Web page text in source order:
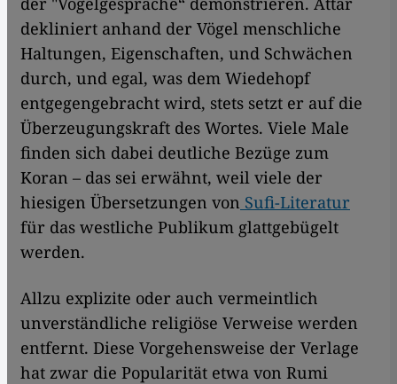
dekliniert anhand der Vögel menschliche
Haltungen, Eigenschaften, und Schwächen
durch, und egal, was dem Wiedehopf
entgegengebracht wird, stets setzt er auf die
Überzeugungskraft des Wortes. Viele Male
finden sich dabei deutliche Bezüge zum
Koran – das sei erwähnt, weil viele der
hiesigen Übersetzungen von Sufi-Literatur
für das westliche Publikum glattgebügelt
werden.
Allzu explizite oder auch vermeintlich
unverständliche religiöse Verweise werden
entfernt. Diese Vorgehensweise der Verlage
hat zwar die Popularität etwa von Rumi